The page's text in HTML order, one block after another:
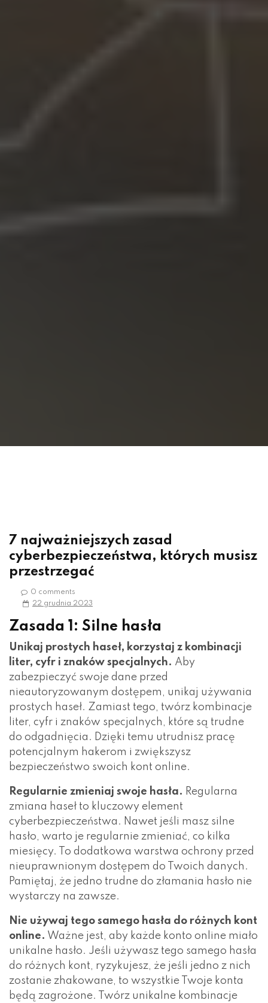
7 najważniejszych zasad
cyberbezpieczeństwa, których musisz
przestrzegać
0 comments
22 grudnia 2023
Zasada 1: Silne hasła
Unikaj prostych haseł, korzystaj z kombinacji
liter, cyfr i znaków specjalnych. Aby
zabezpieczyć swoje dane przed
nieautoryzowanym dostępem, unikaj używania
prostych haseł. Zamiast tego, twórz kombinacje
liter, cyfr i znaków specjalnych, które są trudne
do odgadnięcia. Dzięki temu utrudnisz pracę
potencjalnym hakerom i zwiększysz
bezpieczeństwo swoich kont online.
Regularnie zmieniaj swoje hasła. Regularna
zmiana haseł to kluczowy element
cyberbezpieczeństwa. Nawet jeśli masz silne
hasło, warto je regularnie zmieniać, co kilka
miesięcy. To dodatkowa warstwa ochrony przed
nieuprawnionym dostępem do Twoich danych.
Pamiętaj, że jedno trudne do złamania hasło nie
wystarczy na zawsze.
Nie używaj tego samego hasła do różnych kont
online. Ważne jest, aby każde konto online miało
unikalne hasło. Jeśli używasz tego samego hasła
do różnych kont, ryzykujesz, że jeśli jedno z nich
zostanie zhakowane, to wszystkie Twoje konta
będą zagrożone. Twórz unikalne kombinacje